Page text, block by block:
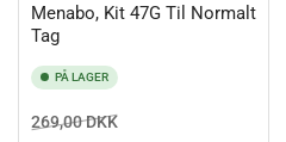
Menabo, Kit 47G Til Normalt
Tag
PÅ LAGER
Normalpris
269,00 DKKSalgspris